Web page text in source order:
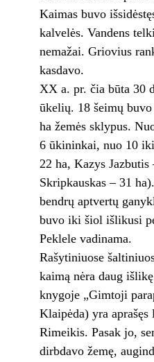
Kaimas buvo
kalvelės. Vandens
nemažai. Griovius
kasdavo.
XX a. pr. čia būta 30
ūkelių. 18 šeimų
ha žemės sklypus.
6 ūkininkai, nuo 10
22 ha, Kazys Jazbutis
Skripkauskas – 31
bendrų aptvertų
buvo iki šiol išlikusi
Peklele vadinama.
Rašytiniuose
kaimą nėra daug
knygoje „Gimtoji
Klaipėda) yra
Rimeikis. Pasak jo,
dirbdavo žemę,